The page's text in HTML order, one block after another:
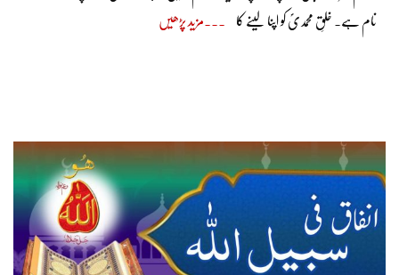
نام ہے۔ خلقِ محمدیؐ کو اپنا لینے کا مزید پڑھیں